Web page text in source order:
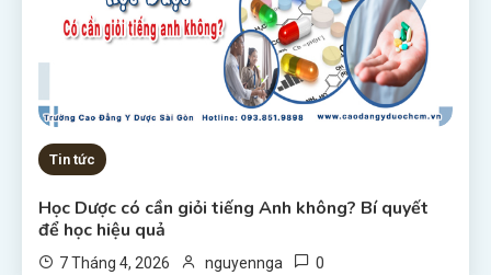
Tin tức
Học Dược có cần giỏi tiếng Anh không? Bí quyết
để học hiệu quả
7 Tháng 4, 2026 nguyennga 0